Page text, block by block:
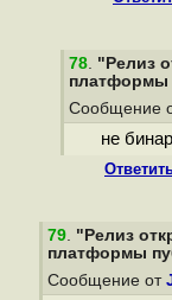
78. "Релиз
платформы
Сообщение
не
79. "Релиз
платформы
Сообщение от